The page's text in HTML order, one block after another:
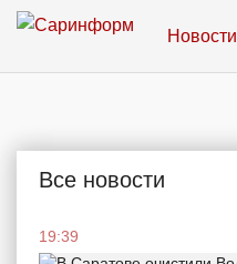
Новости
Все новости
19:39